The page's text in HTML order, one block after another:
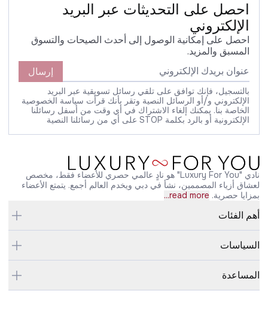
احصل على التحديثات عبر البريد
الإلكتروني
احصل على إمكانية الوصول إلى أحدث الصيحات والتسوق
المسبق والمزيد.
إرسال
بالتسجيل، فإنك توافق على تلقي رسائل تسويقية عبر البريد
الإلكتروني و/أو الرسائل النصية وتقر بأنك قرأت سياسة الخصوصية
الخاصة بنا. يمكنك إلغاء الاشتراك في أي وقت من أسفل رسائلنا
الإلكترونية أو بالرد بكلمة STOP على أي من رسائلنا النصية
نادي "Luxury For You" هو نادٍ عالمي حصري للأعضاء فقط، مخصص
لعشاق أزياء المصممين، نشأ في دبي ويخدم العالم أجمع. يتمتع الأعضاء
بمزايا حصرية. read more...
أهم الفئات
السياسات
المساعدة